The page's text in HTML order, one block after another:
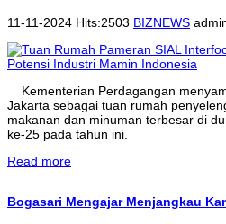
11-11-2024 Hits:2503 BIZNEWS
Kementerian Perdagangan
Jakarta sebagai tuan rumah
makanan dan minuman terbesar di
ke-25 pada tahun ini.
Read more
Bogasari Mengajar Menjangkau